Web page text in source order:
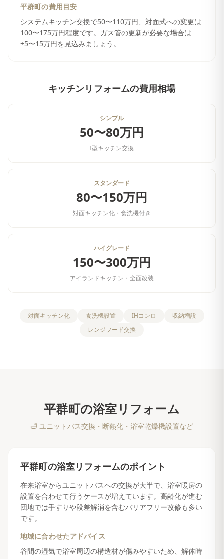
平群町の費用目安
システムキッチン交換で50〜110万円、対面式への変更は
100〜175万円程度です。ガス管の更新が必要な場合は
+5〜15万円を見込みましょう。
キッチンリフォームの費用相場
シンプル
50〜80万円
I型キッチン交換
スタンダード
80〜150万円
対面キッチン化・食洗機付き
ハイグレード
150〜300万円
アイランドキッチン・全面改装
対面キッチン化 食洗機設置 IHコンロ
収納増設
レンジフード交換
平群町の浴室リフォーム
🛁 ユニットバス交換・断熱化・浴室乾燥機設置など
平群町 の浴室リフォームのポイント
在来浴室からユニットバスへの交換が大半で、浴室暖房の
設置を合わせて行うケースが増えています。高齢化が進む
団地では手すりや段差解消を含むバリアフリー改修も多い
です。
地域に合わせたアドバイス
谷間の湿気で浴室周辺の構造材が傷みやすいため、解体時